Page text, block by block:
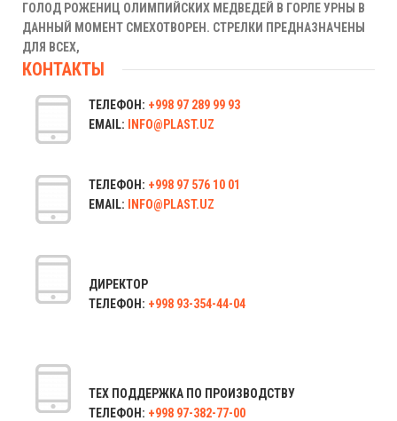
ГОЛОД РОЖЕНИЦ ОЛИМПИЙСКИХ МЕДВЕДЕЙ В ГОРЛЕ УРНЫ В
ДАННЫЙ МОМЕНТ СМЕХОТВОРЕН. СТРЕЛКИ ПРЕДНАЗНАЧЕНЫ
ДЛЯ ВСЕХ,
КОНТАКТЫ
ТЕЛЕФОН: +998 97 289 99 93
EMAIL: INFO@PLAST.UZ
ТЕЛЕФОН: +998 97 576 10 01
EMAIL: INFO@PLAST.UZ
ДИРЕКТОР
ТЕЛЕФОН: +998 93-354-44-04
ТЕХ ПОДДЕРЖКА ПО ПРОИЗВОДСТВУ
ТЕЛЕФОН: +998 97-382-77-00